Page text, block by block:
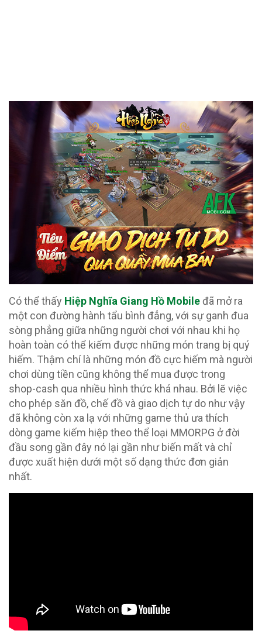
Có thể thấy Hiệp Nghĩa Giang Hồ Mobileđã mở ra
một con đường hành tẩu bình đẳng, với sự ganh đua
sòng phẳng giữa những người chơi với nhau khi họ
hoàn toàn có thể kiếm được những món trang bị quý
hiếm. Thậm chí là những món đồ cực hiếm mà người
chơi dùng tiền cũng không thể mua được trong
shop-cash qua nhiều hình thức khá nhau. Bởi lẽ việc
cho phép săn đồ, chế đồ và giao dịch tự do như vậy
đã không còn xa lạ với những game thủ ưa thích
dòng game kiếm hiệp theo thể loại MMORPG ở đời
đầu song gần đây nó lại gần như biến mất và chỉ
được xuất hiện dưới một số dạng thức đơn giản
nhất.